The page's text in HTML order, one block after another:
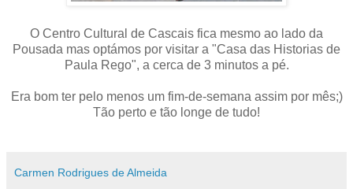
O Centro Cultural de Cascais fica mesmo ao lado da
Pousada mas optámos por visitar a "Casa das Historias de
Paula Rego", a cerca de 3 minutos a pé.
Era bom ter pelo menos um fim-de-semana assim por mês;)
Tão perto e tão longe de tudo!
Carmen Rodrigues de Almeida